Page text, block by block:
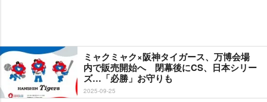
ミャクミャク×阪神タイガース、万博会場
内で販売開始へ 閉幕後にCS、日本シリー
ズ…「必勝」お守りも
2025-09-25